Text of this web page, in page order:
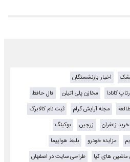
اخبار بازنشستگان
کانادا مخازن پلی اتیلن
فال حافظ
مجله آرایش گرام
ثبت نام کالابرگ
خرید زعفران زرچین
بوکینگ
مزایده خودرو
بلیط هواپیما
ماشین های کیا
طراحی سایت در اصفهان